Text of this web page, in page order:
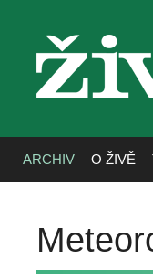
ARCHIV O ŽIVĚ